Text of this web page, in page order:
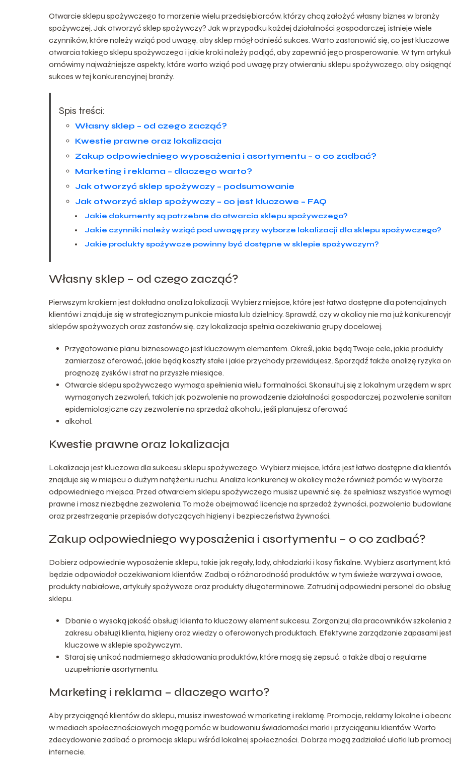
Otwarcie sklepu spożywczego to marzenie wielu przedsiębiorców, którzy chcą założyć własny biznes w branży
spożywczej. Jak otworzyć sklep spożywczy? Jak w przypadku każdej działalności gospodarczej, istnieje wiele
czynników, które należy wziąć pod uwagę, aby sklep mógł odnieść sukces. Warto zastanowić się, co jest kluczowe
otwarcia takiego sklepu spożywczego i jakie kroki należy podjąć, aby zapewnić jego prosperowanie. W tym
omówimy najważniejsze aspekty, które warto wziąć pod uwagę przy otwieraniu sklepu spożywczego, aby
sukces w tej konkurencyjnej branży.
Spis treści:
Własny sklep – od czego zacząć?
Kwestie prawne oraz lokalizacja
Zakup odpowiedniego wyposażenia i asortymentu – o co zadbać?
Marketing i reklama – dlaczego warto?
Jak otworzyć sklep spożywczy – podsumowanie
Jak otworzyć sklep spożywczy – co jest kluczowe – FAQ
Jakie dokumenty są potrzebne do otwarcia sklepu spożywczego?
Jakie czynniki należy wziąć pod uwagę przy wyborze lokalizacji dla sklepu spożywczego?
Jakie produkty spożywcze powinny być dostępne w sklepie spożywczym?
Własny sklep – od czego zacząć?
Pierwszym krokiem jest dokładna analiza lokalizacji. Wybierz miejsce, które jest łatwo dostępne dla potencjalnych
klientów i znajduje się w strategicznym punkcie miasta lub dzielnicy. Sprawdź, czy w okolicy nie ma już
sklepów spożywczych oraz zastanów się, czy lokalizacja spełnia oczekiwania grupy docelowej.
Przygotowanie planu biznesowego jest kluczowym elementem. Określ, jakie będą Twoje cele, jakie produkty
zamierzasz oferować, jakie będą koszty stałe i jakie przychody przewidujesz. Sporządź także analizę ryzyka
prognozę zysków i strat na przyszłe miesiące.
Otwarcie sklepu spożywczego wymaga spełnienia wielu formalności. Skonsultuj się z lokalnym urzędem w
wymaganych zezwoleń, takich jak pozwolenie na prowadzenie działalności gospodarczej, pozwolenie
epidemiologiczne czy zezwolenie na sprzedaż alkoholu, jeśli planujesz oferować
alkohol.
Kwestie prawne oraz lokalizacja
Lokalizacja jest kluczowa dla sukcesu sklepu spożywczego. Wybierz miejsce, które jest łatwo dostępne dla
znajduje się w miejscu o dużym natężeniu ruchu. Analiza konkurencji w okolicy może również pomóc w wyborze
odpowiedniego miejsca. Przed otwarciem sklepu spożywczego musisz upewnić się, że spełniasz wszystkie wymogi
prawne i masz niezbędne zezwolenia. To może obejmować licencje na sprzedaż żywności, pozwolenia
oraz przestrzeganie przepisów dotyczących higieny i bezpieczeństwa żywności.
Zakup odpowiedniego wyposażenia i asortymentu – o co zadbać?
Dobierz odpowiednie wyposażenie sklepu, takie jak regały, lady, chłodziarki i kasy fiskalne. Wybierz asortyment,
będzie odpowiadał oczekiwaniom klientów. Zadbaj o różnorodność produktów, w tym świeże warzywa i owoce,
produkty nabiałowe, artykuły spożywcze oraz produkty długoterminowe. Zatrudnij odpowiedni personel do
sklepu.
Dbanie o wysoką jakość obsługi klienta to kluczowy element sukcesu. Zorganizuj dla pracowników szkolenia z
zakresu obsługi klienta, higieny oraz wiedzy o oferowanych produktach. Efektywne zarządzanie zapasami jest
kluczowe w sklepie spożywczym.
Staraj się unikać nadmiernego składowania produktów, które mogą się zepsuć, a także dbaj o regularne
uzupełnianie asortymentu.
Marketing i reklama – dlaczego warto?
Aby przyciągnąć klientów do sklepu, musisz inwestować w marketing i reklamę. Promocje, reklamy lokalne i
w mediach społecznościowych mogą pomóc w budowaniu świadomości marki i przyciąganiu klientów. Warto
zdecydowanie zadbać o promocje sklepu wśród lokalnej społeczności. Dobrze mogą zadziałać ulotki lub
internecie.